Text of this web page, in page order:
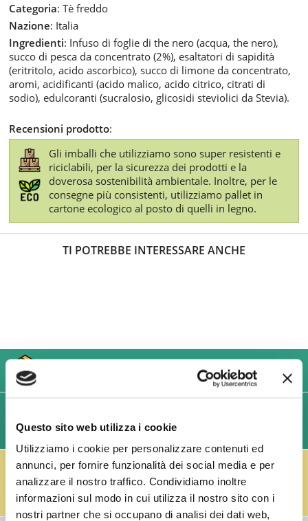
Questo sito web utilizza i cookie
Utilizziamo i cookie per personalizzare contenuti ed
annunci, per fornire funzionalità dei social media e per
analizzare il nostro traffico. Condividiamo inoltre
informazioni sul modo in cui utilizza il nostro sito con i
nostri partner che si occupano di analisi dei dati web,
Categoria: Tè freddo
Nazione: Italia
Ingredienti: Infuso di foglie di the nero (acqua, the nero),
succo di pesca da concentrato (2%), esaltatori di sapidità
(eritritolo, acido ascorbico), succo di limone da concentrato,
aromi, acidificanti (acido malico, acido citrico, citrati di
sodio), edulcoranti (sucralosio, glicosidi steviolici da Stevia).
Recensioni prodotto:
Gli imballi che utilizziamo sono super resistenti e
riciclabili, per la sicurezza dei prodotti e la
doverosa sostenibilità ambientale. Inoltre, per le
consegne più consistenti, utilizziamo pallet in
cartone ecologico al posto di quelli in legno.
TI POTREBBE INTERESSARE ANCHE
USIAMO SOLO IMBALLAGGI RESISTENTI ED ECOLOGICI
LAVORATIVI)
IL RESO FUSTI TI PREMIA!
Effettua il reso dei vuoti dei fusti Perfect Draft
(almeno 3 fusti) e ricevi un buono da € 5,00 per ogni
fusto, clicca qui.